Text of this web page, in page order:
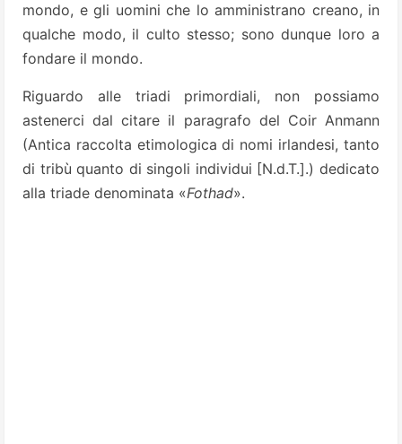
mondo, e gli uomini che lo amministrano creano, in
qualche modo, il culto stesso; sono dunque loro a
fondare il mondo.
Riguardo alle triadi primordiali, non possiamo
astenerci dal citare il paragrafo del Coir Anmann
(Antica raccolta etimologica di nomi irlandesi, tanto
di tribù quanto di singoli individui [N.d.T.].) dedicato
alla triade denominata «Fothad».